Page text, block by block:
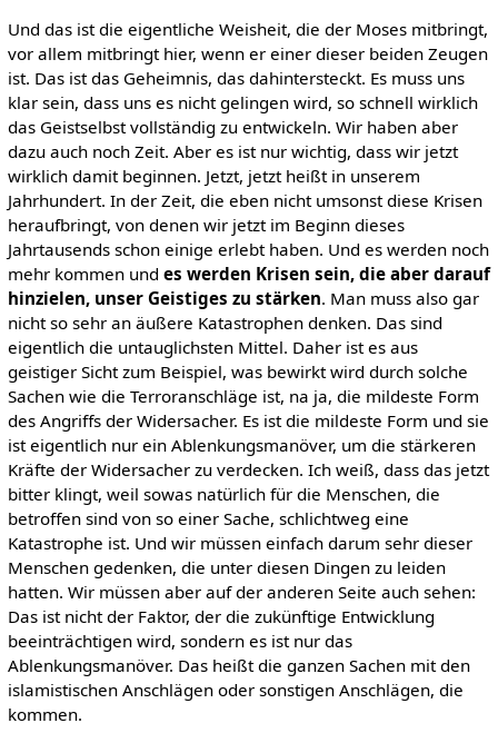
Und das ist die eigentliche Weisheit, die der Moses mitbringt,
vor allem mitbringt hier, wenn er einer dieser beiden Zeugen
ist. Das ist das Geheimnis, das dahintersteckt. Es muss uns
klar sein, dass uns es nicht gelingen wird, so schnell wirklich
das Geistselbst vollständig zu entwickeln. Wir haben aber
dazu auch noch Zeit. Aber es ist nur wichtig, dass wir jetzt
wirklich damit beginnen. Jetzt, jetzt heißt in unserem
Jahrhundert. In der Zeit, die eben nicht umsonst diese Krisen
heraufbringt, von denen wir jetzt im Beginn dieses
Jahrtausends schon einige erlebt haben. Und es werden noch
mehr kommen und es werden Krisen sein, die aber darauf
hinzielen, unser Geistiges zu stärken. Man muss also gar
nicht so sehr an äußere Katastrophen denken. Das sind
eigentlich die untauglichsten Mittel. Daher ist es aus
geistiger Sicht zum Beispiel, was bewirkt wird durch solche
Sachen wie die Terroranschläge ist, na ja, die mildeste Form
des Angriffs der Widersacher. Es ist die mildeste Form und sie
ist eigentlich nur ein Ablenkungsmanöver, um die stärkeren
Kräfte der Widersacher zu verdecken. Ich weiß, dass das jetzt
bitter klingt, weil sowas natürlich für die Menschen, die
betroffen sind von so einer Sache, schlichtweg eine
Katastrophe ist. Und wir müssen einfach darum sehr dieser
Menschen gedenken, die unter diesen Dingen zu leiden
hatten. Wir müssen aber auf der anderen Seite auch sehen:
Das ist nicht der Faktor, der die zukünftige Entwicklung
beeinträchtigen wird, sondern es ist nur das
Ablenkungsmanöver. Das heißt die ganzen Sachen mit den
islamistischen Anschlägen oder sonstigen Anschlägen, die
kommen.